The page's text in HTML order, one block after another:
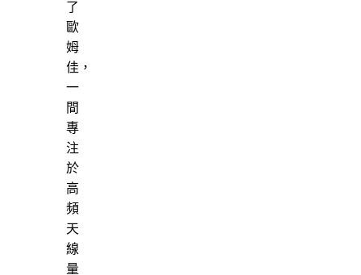
了
歐
姆
佳，
一
間
專
注
於
高
頻
天
線
量